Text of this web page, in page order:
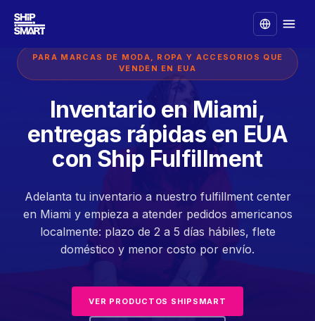
PARA MARCAS DE MODA, ROPA Y ACCESORIOS QUE
VENDEN EN EUA
Inventario en Miami,
entregas rápidas en EUA
con Ship Fulfillment
Adelanta tu inventario a nuestro fulfillment center
en Miami y empieza a atender pedidos americanos
localmente: plazo de 2 a 5 días hábiles, flete
doméstico y menor costo por envío.
VER PRODUCTOS SHIPSMART